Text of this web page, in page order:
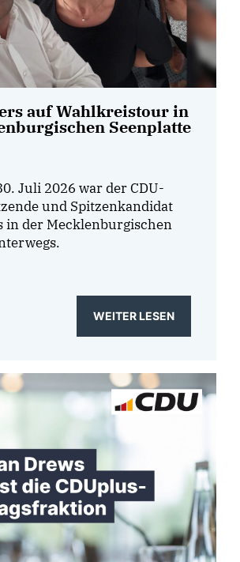
auf Wahlkreistour in
Seenplatte
Juli 2026 war der CDU-
und Spitzenkandidat
in der Mecklenburgischen
WEITER LESEN